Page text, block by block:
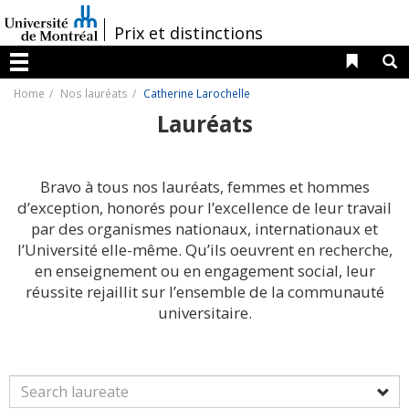
au
contenu
/Prix et distinctions
Menu
Liens
Home Nos lauréats Catherine Larochelle
Lauréats
Bravo à tous nos lauréats, femmes et hommes
d’exception, honorés pour l’excellence de leur travail
par des organismes nationaux, internationaux et
l’Université elle-même. Qu’ils oeuvrent en recherche,
en enseignement ou en engagement social, leur
réussite rejaillit sur l’ensemble de la communauté
universitaire.